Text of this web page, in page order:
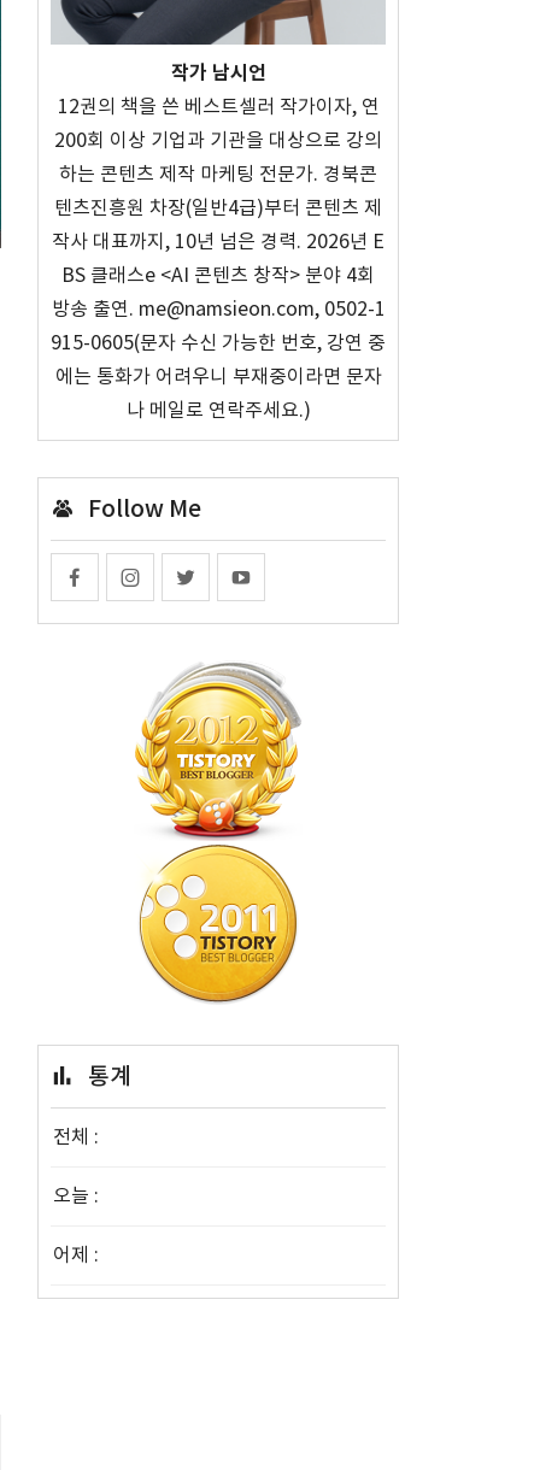
작가 남시언
12권의 책을 쓴 베스트셀러 작가이자, 연
200회 이상 기업과 기관을 대상으로 강의
하는 콘텐츠 제작 마케팅 전문가. 경북콘
텐츠진흥원 차장(일반4급)부터 콘텐츠 제
작사 대표까지, 10년 넘은 경력. 2026년 E
BS 클래스e <AI 콘텐츠 창작> 분야 4회
방송 출연. me@namsieon.com, 0502-1
915-0605(문자 수신 가능한 번호, 강연 중
에는 통화가 어려우니 부재중이라면 문자
나 메일로 연락주세요.)
Follow Me
통계
전체 :
오늘 :
어제 :